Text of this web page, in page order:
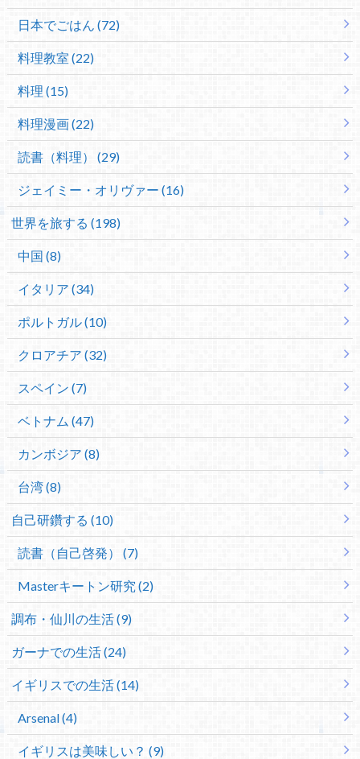
日本でごはん (72)
料理教室 (22)
料理 (15)
料理漫画 (22)
読書（料理） (29)
ジェイミー・オリヴァー (16)
世界を旅する (198)
中国 (8)
イタリア (34)
ポルトガル (10)
クロアチア (32)
スペイン (7)
ベトナム (47)
カンボジア (8)
台湾 (8)
自己研鑽する (10)
読書（自己啓発） (7)
Masterキートン研究 (2)
調布・仙川の生活 (9)
ガーナでの生活 (24)
イギリスでの生活 (14)
Arsenal (4)
イギリスは美味しい？ (9)